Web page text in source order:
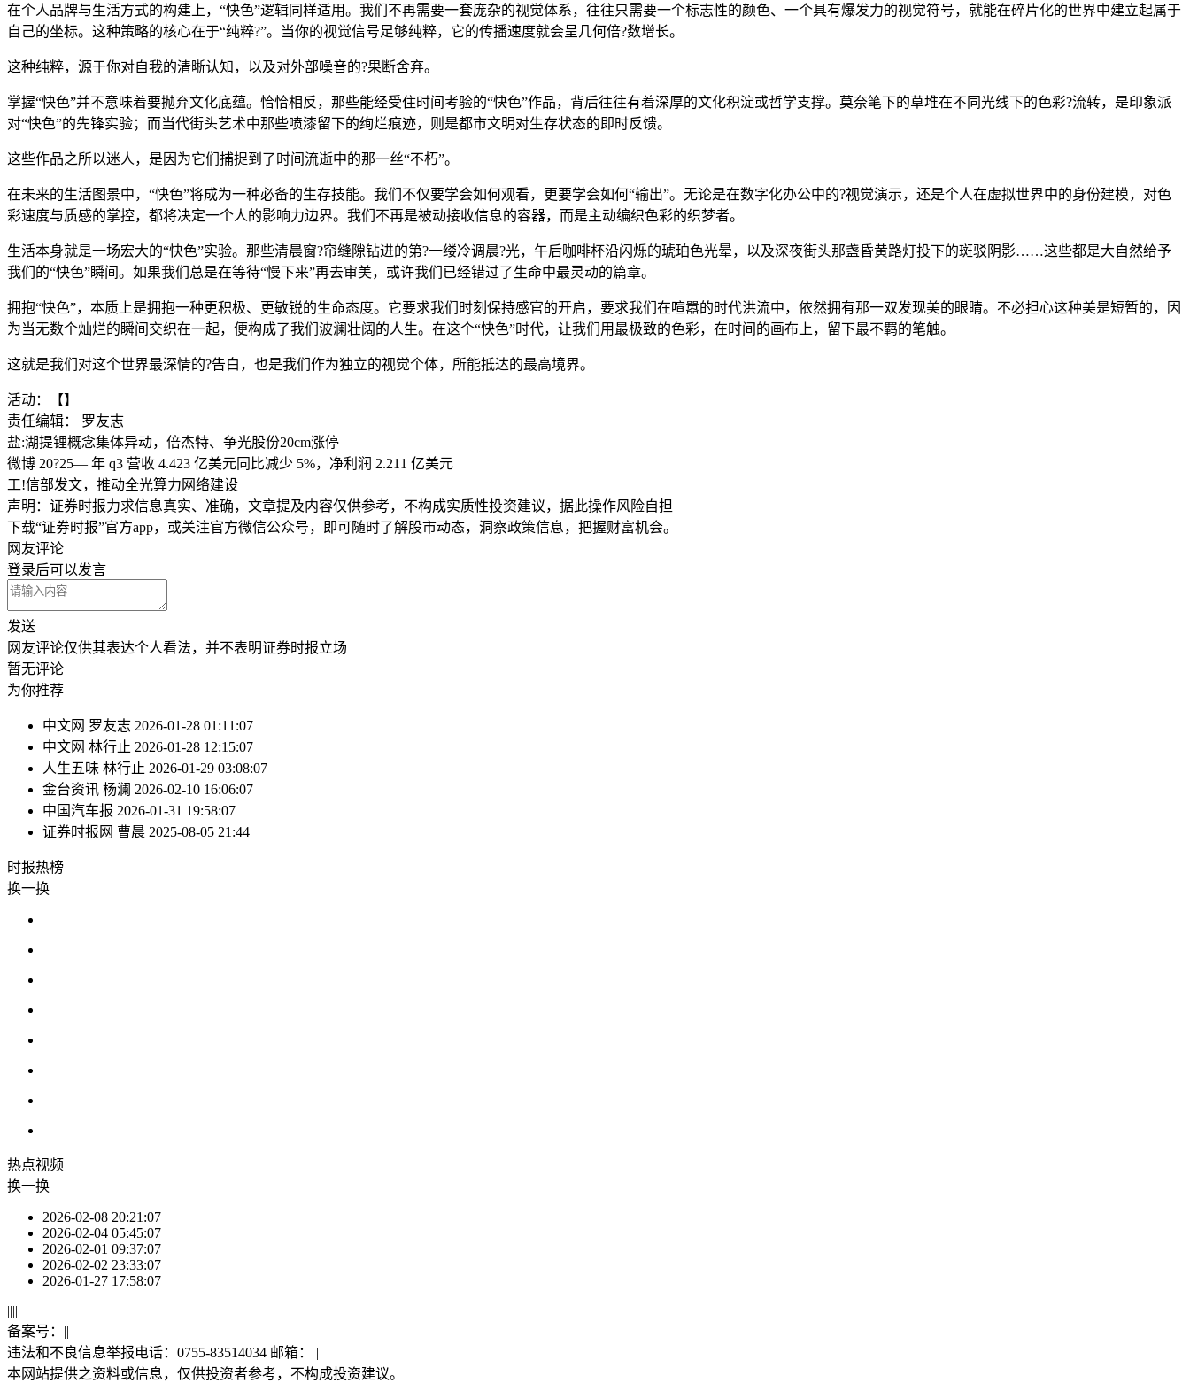
在个人品牌与生活方式的构建上，“快色”逻辑同样适用。我们不再需要一套庞杂的视觉体系，往往只需要一个标志性的颜色、一个具有爆发力的视觉符号，就能在碎片化的世界中建立起属于
自己的坐标。这种策略的核心在于“纯粹?”。当你的视觉信号足够纯粹，它的传播速度就会呈几何倍?数增长。
这种纯粹，源于你对自我的清晰认知，以及对外部噪音的?果断舍弃。
掌握“快色”并不意味着要抛弃文化底蕴。恰恰相反，那些能经受住时间考验的“快色”作品，背后往往有着深厚的文化积淀或哲学支撑。莫奈笔下的草堆在不同光线下的色彩?流转，是印象派
对“快色”的先锋实验；而当代街头艺术中那些喷漆留下的绚烂痕迹，则是都市文明对生存状态的即时反馈。
这些作品之所以迷人，是因为它们捕捉到了时间流逝中的那一丝“不朽”。
在未来的生活图景中，“快色”将成为一种必备的生存技能。我们不仅要学会如何观看，更要学会如何“输出”。无论是在数字化办公中的?视觉演示，还是个人在虚拟世界中的身份建模，对色
彩速度与质感的掌控，都将决定一个人的影响力边界。我们不再是被动接收信息的容器，而是主动编织色彩的织梦者。
生活本身就是一场宏大的“快色”实验。那些清晨窗?帘缝隙钻进的第?一缕冷调晨?光，午后咖啡杯沿闪烁的琥珀色光晕，以及深夜街头那盏昏黄路灯投下的斑驳阴影……这些都是大自然给予
我们的“快色”瞬间。如果我们总是在等待“慢下来”再去审美，或许我们已经错过了生命中最灵动的篇章。
拥抱“快色”，本质上是拥抱一种更积极、更敏锐的生命态度。它要求我们时刻保持感官的开启，要求我们在喧嚣的时代洪流中，依然拥有那一双发现美的眼睛。不必担心这种美是短暂的，因
为当无数个灿烂的瞬间交织在一起，便构成了我们波澜壮阔的人生。在这个“快色”时代，让我们用最极致的色彩，在时间的画布上，留下最不羁的笔触。
这就是我们对这个世界最深情的?告白，也是我们作为独立的视觉个体，所能抵达的最高境界。
活动：【】
责任编辑： 罗友志
盐:湖提锂概念集体异动，倍杰特、争光股份20cm涨停
微博 20?25— 年 q3 营收 4.423 亿美元同比减少 5%，净利润 2.211 亿美元
工!信部发文，推动全光算力网络建设
声明：证券时报力求信息真实、准确，文章提及内容仅供参考，不构成实质性投资建议，据此操作风险自担
下载“证券时报”官方app，或关注官方微信公众号，即可随时了解股市动态，洞察政策信息，把握财富机会。
网友评论
登录后可以发言
发送
网友评论仅供其表达个人看法，并不表明证券时报立场
暂无评论
为你推荐
中文网 罗友志 2026-01-28 01:11:07
中文网 林行止 2026-01-28 12:15:07
人生五味 林行止 2026-01-29 03:08:07
金台资讯 杨澜 2026-02-10 16:06:07
中国汽车报 2026-01-31 19:58:07
证券时报网 曹晨 2025-08-05 21:44
时报热榜
换一换
热点视频
换一换
2026-02-08 20:21:07
2026-02-04 05:45:07
2026-02-01 09:37:07
2026-02-02 23:33:07
2026-01-27 17:58:07
|||||
备案号： ||
违法和不良信息举报电话：0755-83514034 邮箱： |
本网站提供之资料或信息，仅供投资者参考，不构成投资建议。